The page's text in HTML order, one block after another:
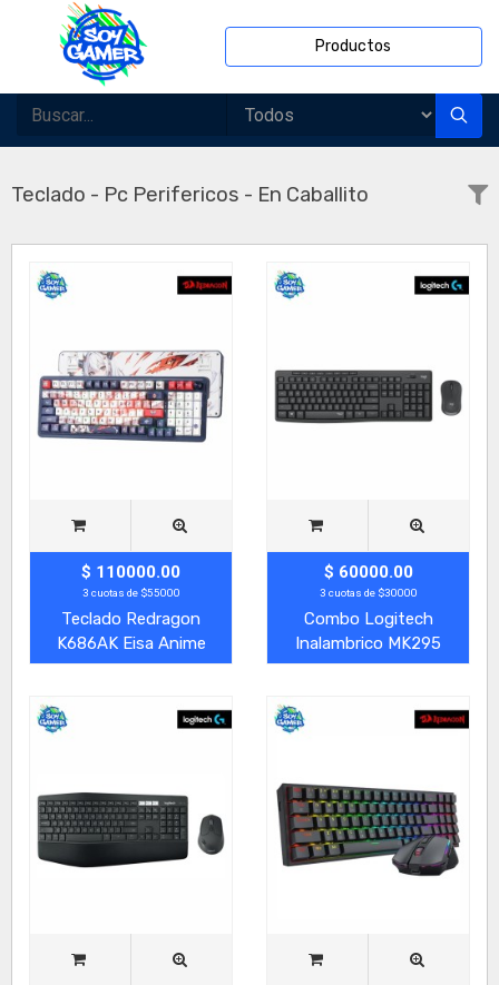
Productos
Teclado - Pc Perifericos - En Caballito
$ 110000.00
3 cuotas de $55000
Teclado Redragon
K686AK Eisa Anime
$ 60000.00
3 cuotas de $30000
Combo Logitech
Inalambrico MK295